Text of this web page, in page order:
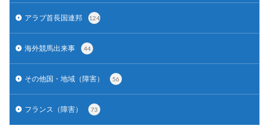
アラブ首長国連邦 124
海外競馬出来事 44
その他国・地域（障害） 56
フランス（障害） 73